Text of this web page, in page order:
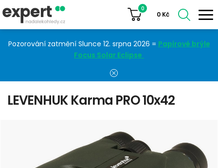
Pozorování zatmění Slunce 12. srpna 2026 = Papírové brýle
Focus Solar Eclipse
0
0 Kč
LEVENHUK Karma PRO 10x42